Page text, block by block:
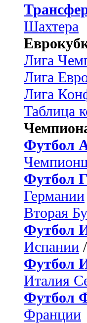
Шахтера
Лига
Лига
Лига
Таблица
Футбол
Футбол
Германии
Вторая
Футбол
Испании /
Футбол
Италия
Футбол
Франции